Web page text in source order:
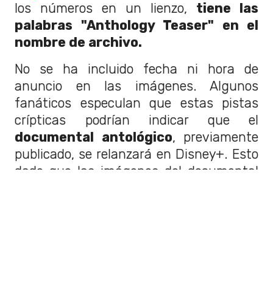
los números en un lienzo, tiene las
palabras "Anthology Teaser" en el
nombre de archivo.
No se ha incluido fecha ni hora de
anuncio en las imágenes. Algunos
fanáticos especulan que estas pistas
crípticas podrían indicar que el
documental antológico, previamente
publicado, se relanzará en Disney+. Esto
dado que las imágenes del documental